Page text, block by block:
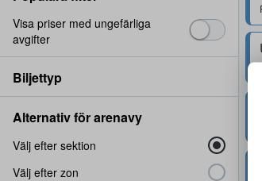
Visa priser med ungefärliga
avgifter
Biljettyp
Alternativ för arenavy
Välj efter sektion
Välj efter zon